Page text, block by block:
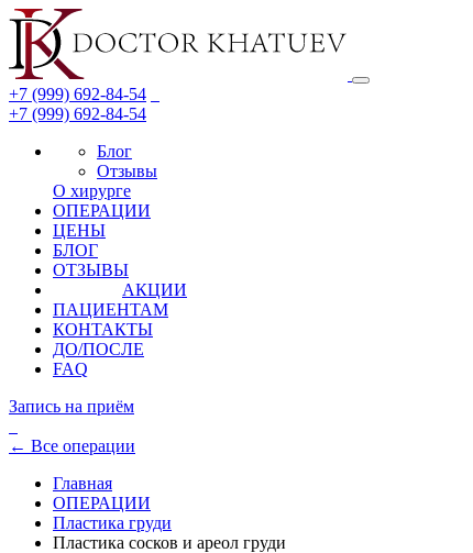
+7 (999) 692-84-54
+7 (999) 692-84-54
Блог
Отзывы
О хирурге
ОПЕРАЦИИ
ЦЕНЫ
БЛОГ
ОТЗЫВЫ
АКЦИИ
ПАЦИЕНТАМ
КОНТАКТЫ
ДО/ПОСЛЕ
FAQ
Запись на приём
← Все операции
Главная
ОПЕРАЦИИ
Пластика груди
Пластика сосков и ареол груди